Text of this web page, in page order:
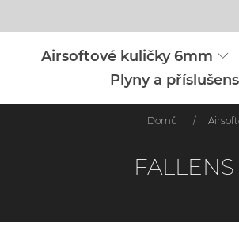
Airsoftové kuličky 6mm
Plyny a
Domů /